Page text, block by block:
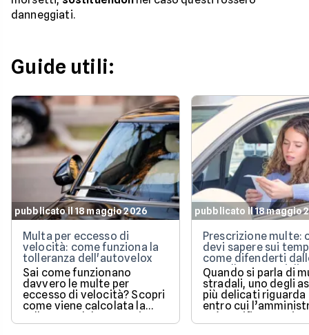
danneggiati.
Guide utili:
pubblicato il 18 maggio 2026
Multa per eccesso di
velocità: come funziona la
tolleranza dell'autovelox
Sai come funzionano
davvero le multe per
eccesso di velocità? Scopri
come viene calcolata la
tolleranza del 5% prevista
dalla legge e quali sono le
pubblicato il 18 maggio
Prescrizione multe:
devi sapere sui
come difenderti
cartelle esattoriali
Quando si parla di
stradali, uno degli
più delicati riguarda
entro cui
può notificare o
un pagamento.